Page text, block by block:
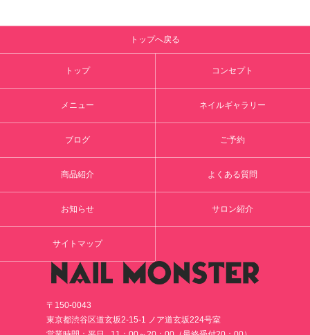
トップへ戻る
トップ コンセプト
メニュー ネイルギャラリー
ブログ ご予約
商品紹介 よくある質問
お知らせ サロン紹介
サイトマップ
〒150-0043
東京都渋谷区道玄坂2-15-1 ノア道玄坂224号室